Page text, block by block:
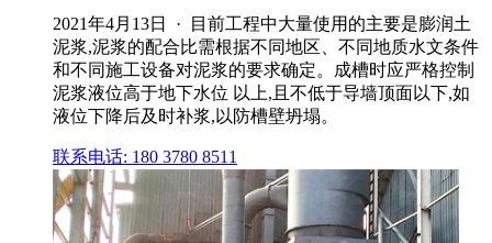
2021年4月13日 · 目前工程中大量使用的主要是膨润土
泥浆,泥浆的配合比需根据不同地区、不同地质水文条件
和不同施工设备对泥浆的要求确定。成槽时应严格控制
泥浆液位高于地下水位 以上,且不低于导墙顶面以下,如
液位下降后及时补浆,以防槽壁坍塌。
联系电话: 180 3780 8511